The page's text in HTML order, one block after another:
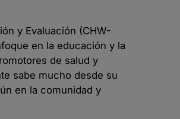
y Evaluación (CHW-
en la educación y la
de salud y
sabe mucho desde su
en la comunidad y